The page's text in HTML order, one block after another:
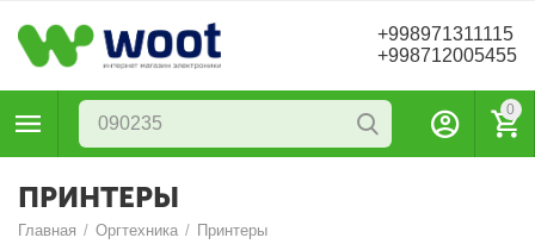
+998971311115
+998712005455
0
ПРИНТЕРЫ
Главная / Оргтехника / Принтеры